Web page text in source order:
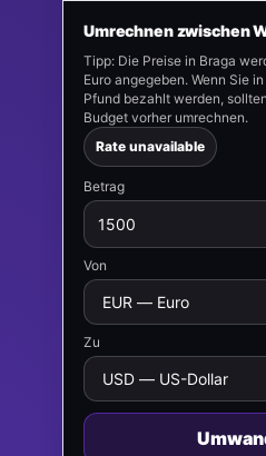
Umrechnen zwischen
Tipp: Die Preise in Braga
Euro angegeben. Wenn Sie
Pfund bezahlt werden,
Budget vorher umrechnen.
Rate unavailable
Betrag
Von
Zu